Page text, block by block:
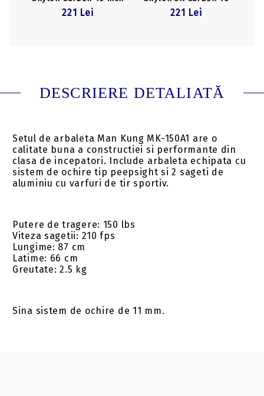
221 Lei
inch
221 Lei
DESCRIERE DETALIATĂ
Setul de arbaleta Man Kung MK-150A1 are o
calitate buna a constructiei si performante din
clasa de incepatori. Include arbaleta echipata cu
sistem de ochire tip peepsight si 2 sageti de
aluminiu cu varfuri de tir sportiv.
Putere de tragere: 150 lbs
Viteza sagetii: 210 fps
Lungime: 87 cm
Latime: 66 cm
Greutate: 2.5 kg
Sina sistem de ochire de 11 mm.